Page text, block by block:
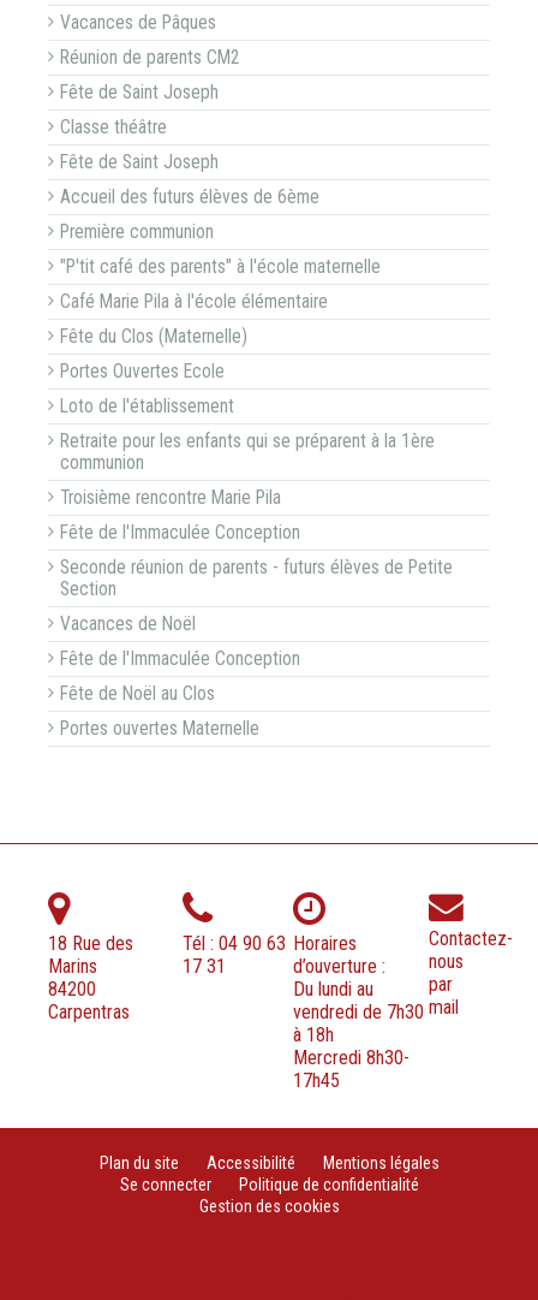
Vacances de Pâques
Réunion de parents CM2
Fête de Saint Joseph
Classe théâtre
Fête de Saint Joseph
Accueil des futurs élèves de 6ème
Première communion
"P'tit café des parents" à l'école maternelle
Café Marie Pila à l'école élémentaire
Fête du Clos (Maternelle)
Portes Ouvertes Ecole
Loto de l'établissement
Retraite pour les enfants qui se préparent à la 1ère
communion
Troisième rencontre Marie Pila
Fête de l'Immaculée Conception
Seconde réunion de parents - futurs élèves de Petite
Section
Vacances de Noël
Fête de l'Immaculée Conception
Fête de Noël au Clos
Portes ouvertes Maternelle
18 Rue des
Marins
84200
Carpentras
Tél : 04 90 63
17 31
Horaires
d’ouverture :
Du lundi au
vendredi de 7h30
à 18h
Mercredi 8h30-
17h45
Contactez-
nous
par
mail
Plan du site Accessibilité
Mentions légales
Se connecter
Politique de confidentialité
Gestion des cookies